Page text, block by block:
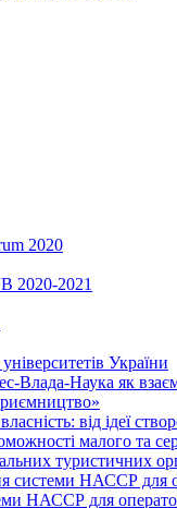
2020
2020-2021
України
Наука як
від ідеї
малого та
туристичних
НАССР для
НАССР для